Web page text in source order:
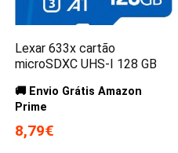
Lexar 633x cartão
microSDXC UHS-I 128 GB
🚚 Envio Grátis Amazon
Prime
8,79€